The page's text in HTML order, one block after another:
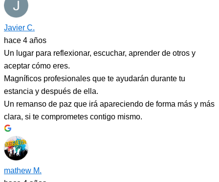
Javier C.
hace 4 años
Un lugar para reflexionar, escuchar, aprender de otros y
aceptar cómo eres.
Magníficos profesionales que te ayudarán durante tu
estancia y después de ella.
Un remanso de paz que irá apareciendo de forma más y más
clara, si te comprometes contigo mismo.
mathew M.